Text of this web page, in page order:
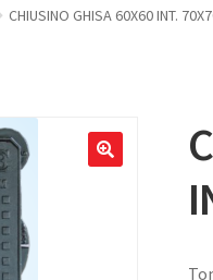
CHIUSINO GHISA 60X60 INT.